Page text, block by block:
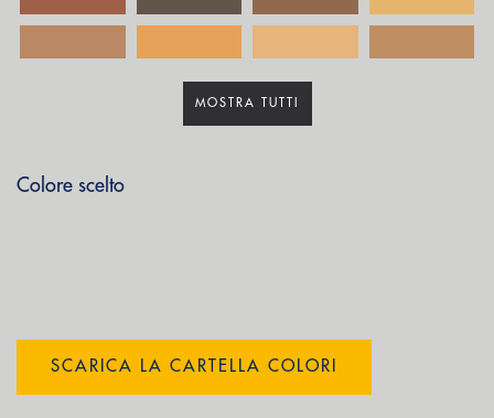
MOSTRA TUTTI
Colore scelto
SCARICA LA CARTELLA COLORI